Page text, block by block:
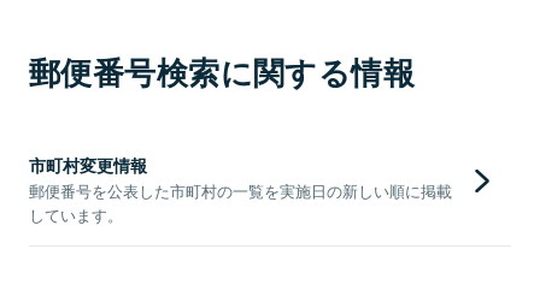
郵便番号検索に関する情報
市町村変更情報
郵便番号を公表した市町村の一覧を実施日の新しい順に掲載
しています。